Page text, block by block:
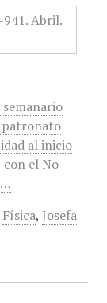
al inicio
con el No
Física, Josefa